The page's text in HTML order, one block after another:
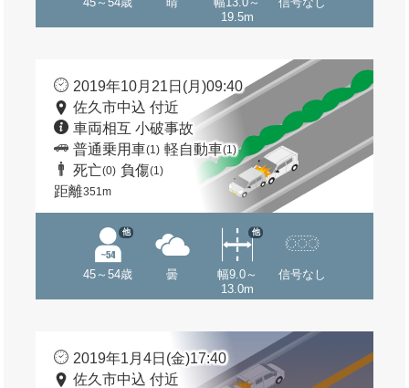
19.5m
2019年10月21日(月)09:40
佐久市中込 付近
車両相互 小破事故
普通乗用車(1) 軽自動車(1)
死亡(0) 負傷(1)
距離351m
45～54歳
他
曇
幅9.0～
13.0m
他
信号なし
2019年1月4日(金)17:40
佐久市中込 付近